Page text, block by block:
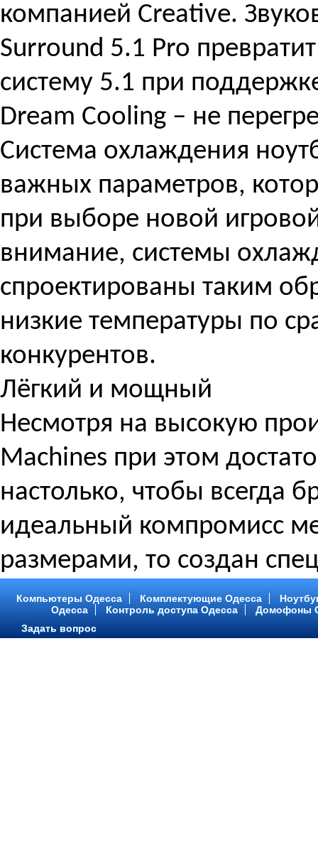
компанией Creative.
Surround 5.1 Pro
систему 5.1 при
Dream Cooling – не
Система охлаждения
важных параметров,
при выборе новой
внимание, системы
спроектированы таким
низкие температуры по
конкурентов.
Лёгкий и мощный
Несмотря на высокую
Machines при этом
настолько, чтобы всегда
идеальный компромисс
размерами, то создан
Компьютеры Одесса Комплектующие Одесса
Одесса
Контроль доступа Одесса
Домофоны
Задать вопрос